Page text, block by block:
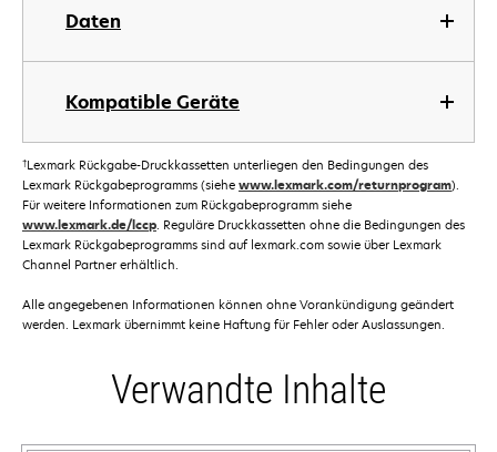
Daten
Kompatible Geräte
†Lexmark Rückgabe-Druckkassetten unterliegen den Bedingungen des
Lexmark Rückgabeprogramms (siehe www.lexmark.com/returnprogram).
Für weitere Informationen zum Rückgabeprogramm siehe
www.lexmark.de/lccp. Reguläre Druckkassetten ohne die Bedingungen des
Lexmark Rückgabeprogramms sind auf lexmark.com sowie über Lexmark
Channel Partner erhältlich.
Alle angegebenen Informationen können ohne Vorankündigung geändert
werden. Lexmark übernimmt keine Haftung für Fehler oder Auslassungen.
Verwandte Inhalte